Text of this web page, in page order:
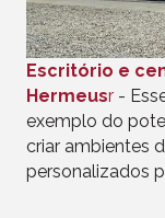
Escritório e
Hermeusr -
exemplo do
criar ambientes
personalizados